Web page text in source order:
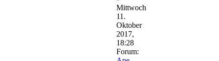
Mittwoch
11.
Oktober
2017,
18:28
Forum: